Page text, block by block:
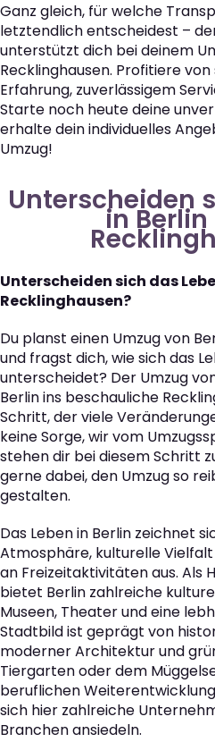
Ganz gleich, für welche
letztendlich entscheidest –
unterstützt dich bei deinem
Recklinghausen. Profitiere
Erfahrung, zuverlässigem
Starte noch heute deine
erhalte dein individuelles
Umzug!
Unterscheiden
in
Unterscheiden sich das
Recklinghausen?
Du planst einen Umzug von
und fragst dich, wie sich das
unterscheidet? Der Umzug
Berlin ins beschauliche
Schritt, der viele
keine Sorge, wir vom
stehen dir bei diesem Schritt
gerne dabei, den Umzug so
gestalten.
Das Leben in Berlin zeichnet
Atmosphäre, kulturelle
an Freizeitaktivitäten aus. Als
bietet Berlin zahlreiche
Museen, Theater und eine
Stadtbild ist geprägt von
moderner Architektur und
Tiergarten oder dem
beruflichen
sich hier zahlreiche
Branchen ansiedeln.